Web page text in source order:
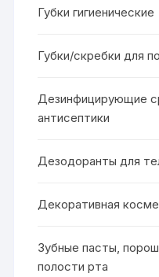
Губки гигиенические
Губки/скребки для
Дезинфицирующие
антисептики
Дезодоранты для
Декоративная
Зубные пасты,
полости рта